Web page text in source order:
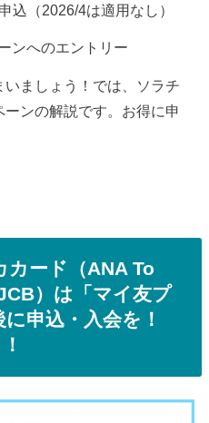
込（2026/4は適用なし）
ンへのエントリー
ましょう！では、ソラチ
ンの解説です。お得に申
ード（ANA To
）は「マイ友プ
申込・入会を！